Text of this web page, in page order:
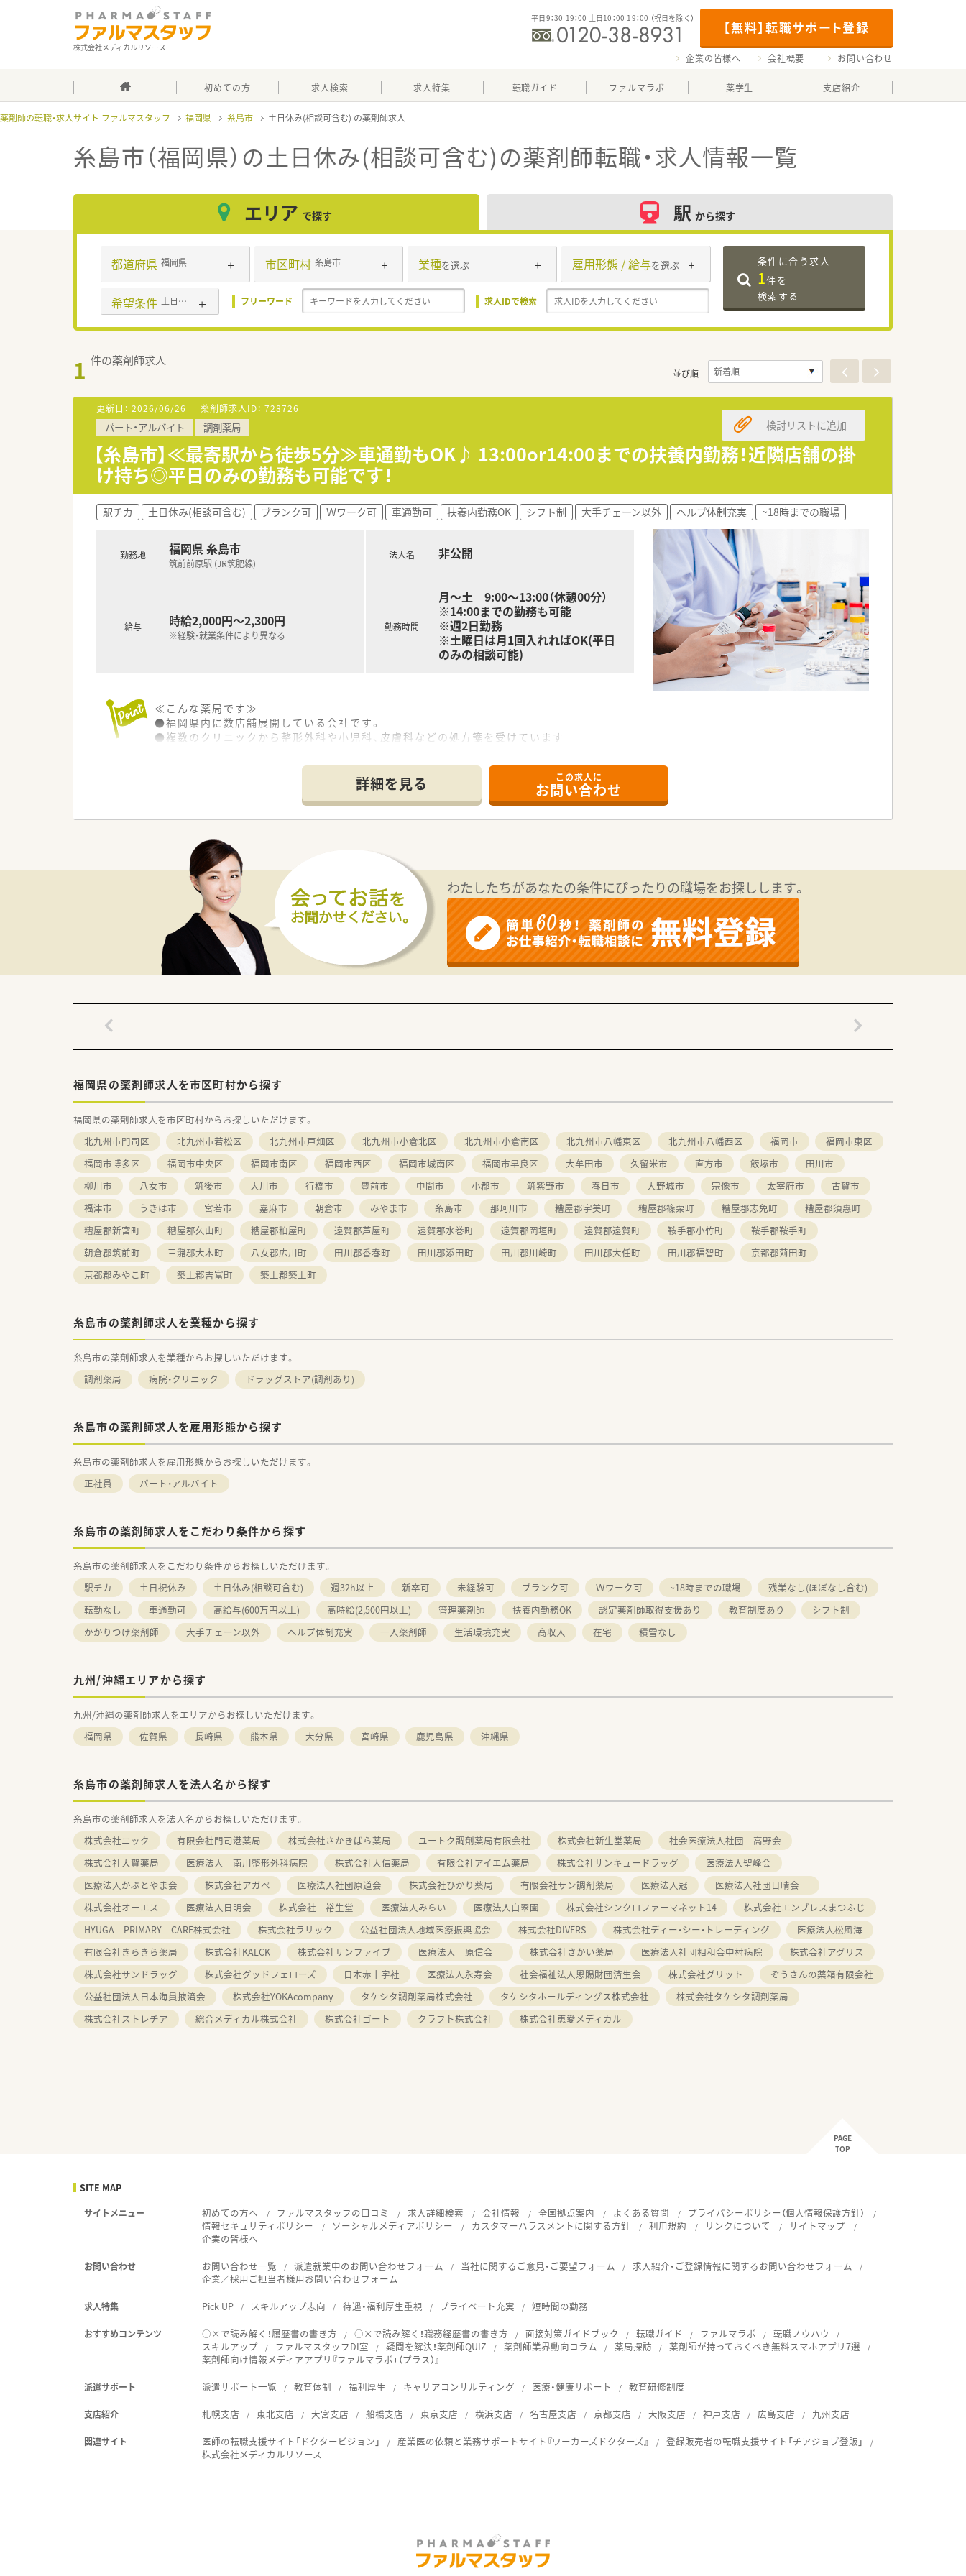
株式会社メディカルリソース
【無料】転職サポート登録
平日9：30-19：00 土日10：00-19：00 （祝日を除く）
企業の皆様へ 会社概要 お問い合わせ
初めての方 求人検索 求人特集 転職ガイド ファルマラボ 薬学生 支店紹介
薬剤師の転職・求人サイト ファルマスタッフ 福岡県 糸島市 土日休み(相談可含む)
糸島市（福岡県）の土日休み(相談可含む)の薬剤師転職・求人情報一覧
エリア で探す 駅 から探す
都道府県 福岡県 市区町村 糸島市 業種を選ぶ 雇用形態 / 給与を選ぶ
希望条件 土日休み(相談可含む) フリーワード 求人IDで検索
条件に合う求人
1件を
検索する
1 件の薬剤師求人
並び順
更新日： 2026/06/26 薬剤師求人ID： 728726
パート・アルバイト 調剤薬局
【糸島市】≪最寄駅から徒歩5分≫車通勤もOK♪ 13:00or14:00までの扶養内勤務！近隣店舗の掛
け持ち◎平日のみの勤務も可能です！
検討リストに追加
駅チカ 土日休み(相談可含む) ブランク可 Ｗワーク可 車通勤可 扶養内勤務OK シフト制 大手チェーン以外 ヘルプ体制充実 ~18時までの職場
勤務地 福岡県 糸島市
筑前前原駅 (JR筑肥線)
給与 時給2,000円～2,300円
※経験・就業条件により異なる
法人名 非公開
勤務時間
月～土 9:00～13:00（休憩00分）
※14:00までの勤務も可能
※週2日勤務
※土曜日は月1回入れればOK(平日
のみの相談可能)
≪こんな薬局です≫
●福岡県内に数店舗展開している会社です。
●複数のクリニックから整形外科や小児科、皮膚科などの処方箋を受けています
●急なお休みへの体制も整っています
詳細を見る この求人に
お問い合わせ
わたしたちがあなたの条件にぴったりの職場をお探しします。
福岡県の薬剤師求人を市区町村から探す
福岡県の薬剤師求人を市区町村からお探しいただけます。
北九州市門司区
北九州市若松区 北九州市戸畑区 北九州市小倉北区 北九州市小倉南区 北九州市八幡東区 北九州市八幡西区 福岡市
福岡市東区
福岡市博多区
福岡市中央区 福岡市南区 福岡市西区 福岡市城南区 福岡市早良区 大牟田市 久留米市 直方市 飯塚市
田川市
柳川市
八女市 筑後市 大川市 行橋市 豊前市 中間市 小郡市 筑紫野市 春日市 大野城市 宗像市 太宰府市
古賀市
福津市
うきは市 宮若市 嘉麻市 朝倉市 みやま市 糸島市 那珂川市 糟屋郡宇美町 糟屋郡篠栗町 糟屋郡志免町
糟屋郡須惠町
糟屋郡新宮町
糟屋郡久山町 糟屋郡粕屋町 遠賀郡芦屋町 遠賀郡水巻町 遠賀郡岡垣町 遠賀郡遠賀町 鞍手郡小竹町
鞍手郡鞍手町
朝倉郡筑前町
三潴郡大木町 八女郡広川町 田川郡香春町 田川郡添田町 田川郡川崎町 田川郡大任町 田川郡福智町
京都郡苅田町
京都郡みやこ町
築上郡吉富町 築上郡築上町
糸島市の薬剤師求人を業種から探す
糸島市の薬剤師求人を業種からお探しいただけます。
調剤薬局
病院・クリニック ドラッグストア(調剤あり)
糸島市の薬剤師求人を雇用形態から探す
糸島市の薬剤師求人を雇用形態からお探しいただけます。
正社員
パート・アルバイト
糸島市の薬剤師求人をこだわり条件から探す
糸島市の薬剤師求人をこだわり条件からお探しいただけます。
駅チカ
土日祝休み 土日休み(相談可含む) 週32h以上 新卒可 未経験可 ブランク可 Ｗワーク可 ~18時までの職場
残業なし(ほぼなし含む)
転勤なし
車通勤可 高給与(600万円以上) 高時給(2,500円以上) 管理薬剤師 扶養内勤務OK 認定薬剤師取得支援あり 教育制度あり
シフト制
かかりつけ薬剤師
大手チェーン以外 ヘルプ体制充実 一人薬剤師 生活環境充実 高収入 在宅 積雪なし
九州/沖縄エリアから探す
九州/沖縄の薬剤師求人をエリアからお探しいただけます。
福岡県
佐賀県 長崎県 熊本県 大分県 宮崎県 鹿児島県 沖縄県
糸島市の薬剤師求人を法人名から探す
糸島市の薬剤師求人を法人名からお探しいただけます。
株式会社ニック
有限会社門司港薬局 株式会社さかきばら薬局 ユートク調剤薬局有限会社 株式会社新生堂薬局
社会医療法人社団 高野会
株式会社大賀薬局
医療法人 南川整形外科病院 株式会社大信薬局 有限会社アイエム薬局 株式会社サンキュードラッグ
医療法人聖峰会
医療法人かぶとやま会
株式会社アガペ 医療法人社団原道会 株式会社ひかり薬局 有限会社サン調剤薬局 医療法人冠
医療法人社団日晴会
株式会社オーエス
医療法人日明会 株式会社 裕生堂 医療法人みらい 医療法人白翠園 株式会社シンクロファーマネット14
株式会社エンブレスまつふじ
HYUGA PRIMARY CARE株式会社
株式会社ラリック 公益社団法人地域医療振興協会 株式会社DIVERS 株式会社ディー・シー・トレーディング
医療法人松風海
有限会社きらきら薬局
株式会社KALCK 株式会社サンファイブ 医療法人 原信会 株式会社さかい薬局 医療法人社団相和会中村病院
株式会社アグリス
株式会社サンドラッグ
株式会社グッドフェローズ 日本赤十字社 医療法人永寿会 社会福祉法人恩賜財団済生会 株式会社グリット
ぞうさんの薬箱有限会社
公益社団法人日本海員掖済会
株式会社YOKAcompany タケシタ調剤薬局株式会社 タケシタホールディングス株式会社
株式会社タケシタ調剤薬局
株式会社ストレチア
総合メディカル株式会社 株式会社ゴート クラフト株式会社 株式会社恵愛メディカル
PAGE
TOP
SITE MAP
サイトメニュー 初めての方へ ファルマスタッフの口コミ 求人詳細検索 会社情報 全国拠点案内 よくある質問
プライバシーポリシー（個人情報保護方針）
情報セキュリティポリシー
ソーシャルメディアポリシー カスタマーハラスメントに関する方針 利用規約 リンクについて
サイトマップ
企業の皆様へ
お問い合わせ お問い合わせ一覧 派遣就業中のお問い合わせフォーム 当社に関するご意見・ご要望フォーム
求人紹介・ご登録情報に関するお問い合わせフォーム
企業／採用ご担当者様用お問い合わせフォーム
求人特集 Pick UP スキルアップ志向 待遇・福利厚生重視 プライベート充実 短時間の勤務
おすすめコンテンツ ○×で読み解く！履歴書の書き方 ○×で読み解く！職務経歴書の書き方 面接対策ガイドブック 転職ガイド ファルマラボ
転職ノウハウ
スキルアップ
ファルマスタッフDI室 疑問を解決！薬剤師QUIZ 薬剤師業界動向コラム 薬局探訪
薬剤師が持っておくべき無料スマホアプリ7選
薬剤師向け情報メディアアプリ『ファルマラボ+（プラス）』
派遣サポート 派遣サポート一覧 教育体制 福利厚生 キャリアコンサルティング 医療・健康サポート 教育研修制度
支店紹介 札幌支店 東北支店 大宮支店 船橋支店 東京支店 横浜支店 名古屋支店 京都支店 大阪支店 神戸支店 広島支店 九州支店
関連サイト 医師の転職支援サイト「ドクタービジョン」 産業医の依頼と業務サポートサイト『ワーカーズドクターズ』
登録販売者の転職支援サイト「チアジョブ登販」
株式会社メディカルリソース